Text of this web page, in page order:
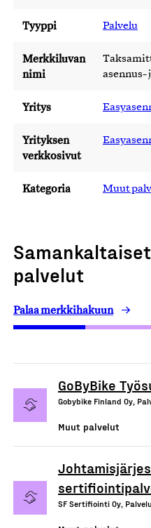
Tyyppi Palvelu
Merkkiluvan
nimi
asennus-
Yritys
Yrityksen
verkkosivut
Kategoria Muut
palvelut
Palaa merkkihakuun
GoByBike
Gobybike Finland Oy,
Muut palvelut
SF Sertifiointi Oy, Palvelu